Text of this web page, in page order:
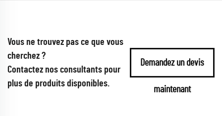
Vous ne trouvez pas ce que vous
cherchez ?
Contactez nos consultants pour
plus de produits disponibles.
Demandez un devis
maintenant